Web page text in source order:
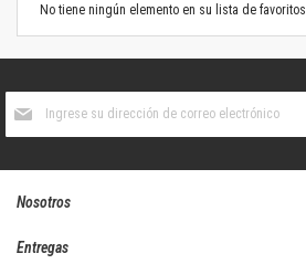
No tiene ningún elemento en su lista de favoritos.
boletín
Nosotros
Entregas